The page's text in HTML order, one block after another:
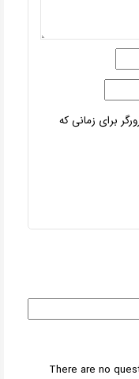
برای زمانی که
There are no